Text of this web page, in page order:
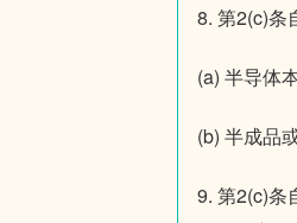
8. 第2(c)条
(a) 半导体
(b) 半成品
9. 第2(c)条